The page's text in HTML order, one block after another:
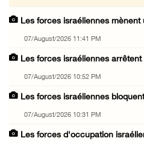
Les forces israéliennes mènent
07/August/2026 11:41 PM
Les forces israéliennes
07/August/2026 10:52 PM
Les forces israéliennes
07/August/2026 10:31 PM
Les forces d'occupation